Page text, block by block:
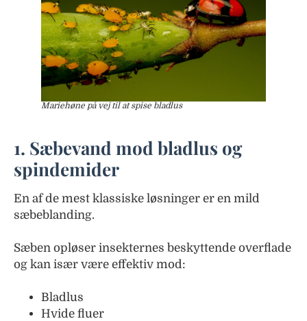
Mariehøne på vej til at spise bladlus
1. Sæbevand mod bladlus og
spindemider
En af de mest klassiske løsninger er en mild
sæbeblanding.
Sæben opløser insekternes beskyttende overflade
og kan især være effektiv mod:
Bladlus
Hvide fluer